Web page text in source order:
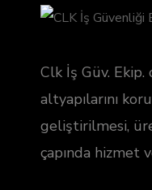
Clk İş Güv. Ekip.
altyapılarını
geliştirilmesi,
çapında hizmet